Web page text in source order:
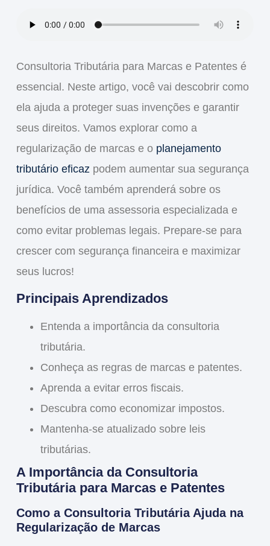
Consultoria Tributária para Marcas e Patentesé
essencial. Neste artigo, você vai descobrir como
ela ajuda a proteger suas invenções e garantir
seus direitos. Vamos explorar como a
regularização de marcas e o planejamento
tributário eficazpodem aumentar sua segurança
jurídica. Você também aprenderá sobre os
benefícios de uma assessoria especializada e
como evitar problemas legais. Prepare-se para
crescercom segurança financeira e maximizar
seus lucros!
Principais Aprendizados
Entenda a importância da consultoria
tributária.
Conheça as regras de marcas e patentes.
Aprenda a evitar erros fiscais.
Descubra como economizar impostos.
Mantenha-se atualizado sobre leis
tributárias.
A Importância da Consultoria
Tributária para Marcas e Patentes
Como a Consultoria Tributária Ajuda na
Regularização de Marcas